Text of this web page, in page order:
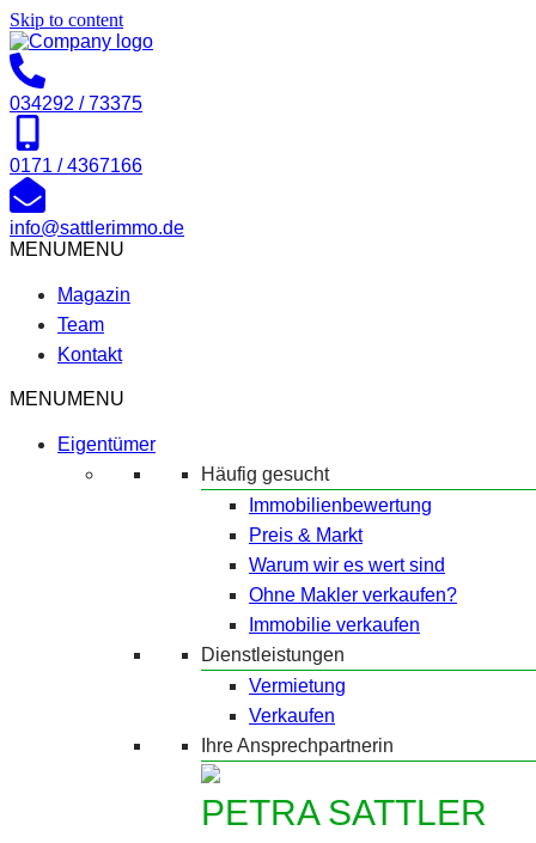
Skip to content
034292 / 73375
0171 / 4367166
info@sattlerimmo.de
MENUMENU
Magazin
Team
Kontakt
MENUMENU
Eigentümer
Häufig gesucht
Immobilienbewertung
Preis & Markt
Warum wir es wert sind
Ohne Makler verkaufen?
Immobilie verkaufen
Dienstleistungen
Vermietung
Verkaufen
Ihre Ansprechpartnerin
PETRA SATTLER